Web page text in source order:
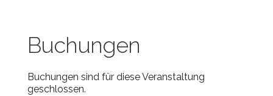
Buchungen
Buchungen sind für diese Veranstaltung
geschlossen.